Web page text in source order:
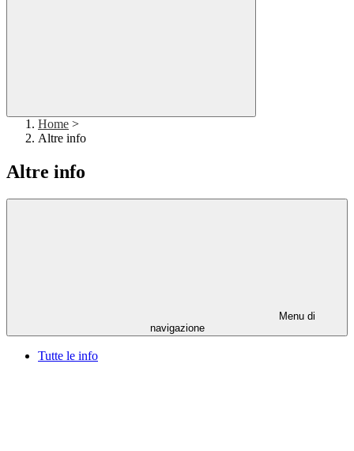
Home >
Altre info
Altre info
Menu di
navigazione
Tutte le info